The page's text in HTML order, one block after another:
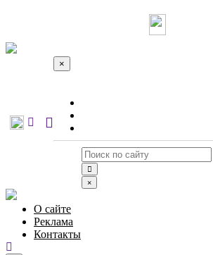
×
×
О сайте
Реклама
Контакты